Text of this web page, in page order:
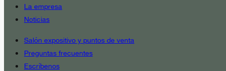
La empresa
Noticias
Salón expositivo y puntos de venta
Preguntas frecuentes
Escríbenos